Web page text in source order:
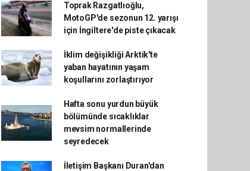
Toprak Razgatlıoğlu,
MotoGP'de sezonun 12. yarışı
için İngiltere'de piste çıkacak
İklim değişikliği Arktik'te
yaban hayatının yaşam
koşullarını zorlaştırıyor
Hafta sonu yurdun büyük
bölümünde sıcaklıklar
mevsim normallerinde
seyredecek
İletişim Başkanı Duran'dan